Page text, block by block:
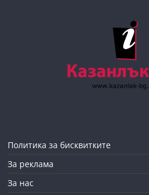
Политика за бисквитките
За реклама
За нас